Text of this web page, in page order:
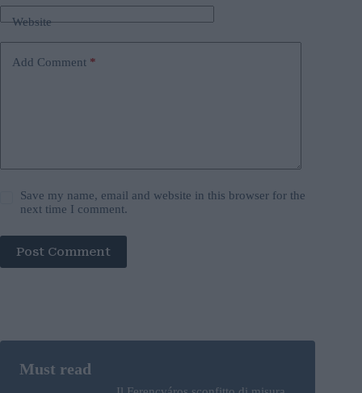
Website
Add Comment *
Save my name, email and website in this browser for the
next time I comment.
Post Comment